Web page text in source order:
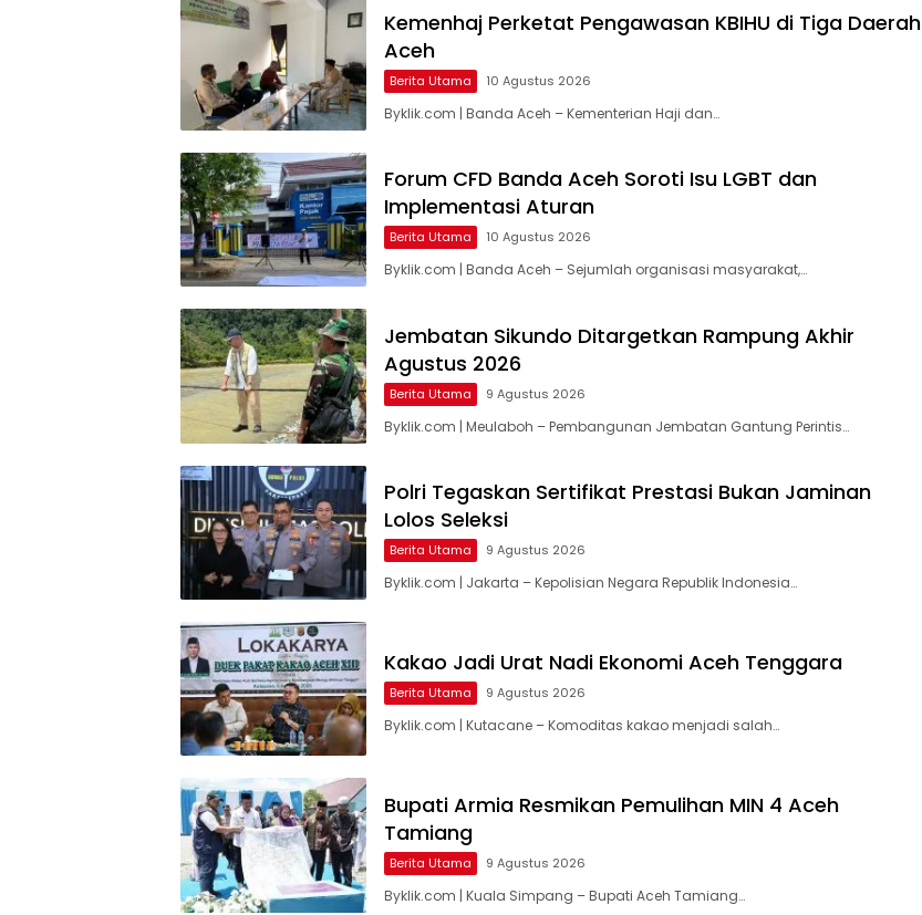
Kemenhaj Perketat Pengawasan KBIHU di Tiga Daerah
Aceh
Berita Utama 10 Agustus 2026
Byklik.com | Banda Aceh – Kementerian Haji dan…
Forum CFD Banda Aceh Soroti Isu LGBT dan
Implementasi Aturan
Berita Utama 10 Agustus 2026
Byklik.com | Banda Aceh – Sejumlah organisasi masyarakat,…
Jembatan Sikundo Ditargetkan Rampung Akhir
Agustus 2026
Berita Utama 9 Agustus 2026
Byklik.com | Meulaboh – Pembangunan Jembatan Gantung Perintis…
Polri Tegaskan Sertifikat Prestasi Bukan Jaminan
Lolos Seleksi
Berita Utama 9 Agustus 2026
Byklik.com | Jakarta – Kepolisian Negara Republik Indonesia…
Kakao Jadi Urat Nadi Ekonomi Aceh Tenggara
Berita Utama 9 Agustus 2026
Byklik.com | Kutacane – Komoditas kakao menjadi salah…
Bupati Armia Resmikan Pemulihan MIN 4 Aceh
Tamiang
Berita Utama 9 Agustus 2026
Byklik.com | Kuala Simpang – Bupati Aceh Tamiang…